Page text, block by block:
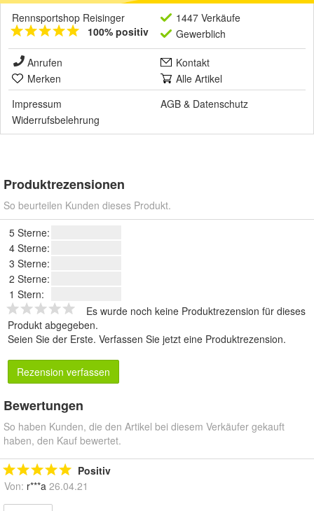
Rennsportshop Reisinger
100% positiv
1447 Verkäufe
Gewerblich
Anrufen
Kontakt
Merken
Alle Artikel
Impressum
AGB & Datenschutz
Widerrufsbelehrung
Produktrezensionen
So beurteilen Kunden dieses Produkt.
5 Sterne:
4 Sterne:
3 Sterne:
2 Sterne:
1 Stern:
Es wurde noch keine Produktrezension für dieses
Produkt abgegeben.
Seien Sie der Erste. Verfassen Sie jetzt eine Produktrezension.
Rezension verfassen
Bewertungen
So haben Kunden, die den Artikel bei diesem Verkäufer gekauft
haben, den Kauf bewertet.
Positiv
Von: r***a 26.04.21